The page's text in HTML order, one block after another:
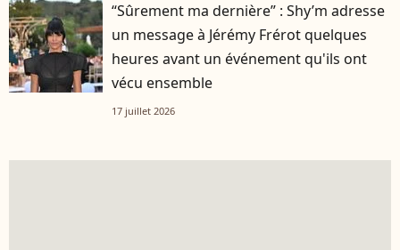
“Sûrement ma dernière” : Shy’m adresse
un message à Jérémy Frérot quelques
heures avant un événement qu'ils ont
vécu ensemble
17 juillet 2026